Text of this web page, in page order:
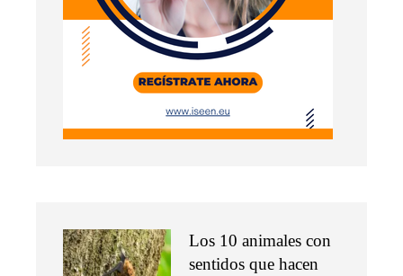
Los 10 animales con
sentidos que hacen